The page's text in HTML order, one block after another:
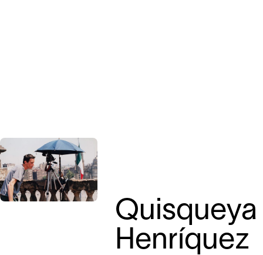
Quisqueya
Henríquez